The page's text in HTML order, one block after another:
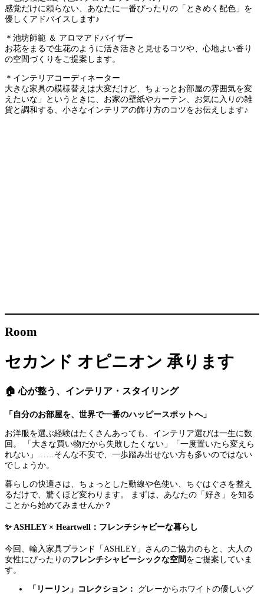
感覚だけに頼らない、あなたに一番ぴったりの「ときめく配色」を
優しくアドバイスします♪
＊池坊師範 ＆ アロマアドバイザー
お花をまるで生花のように活き活きと見せるコツや、心地よい香り
の空間づくりをご提案します。
＊インテリアコーディネーター
大きな家具の模様替えは大変だけど、ちょっとお部屋の雰囲気を変
えたいな」というときに、お家の壁紙やカーテン、お気に入りの雑
貨と調和する、小さなインテリアの飾り方のコツをお伝えします♪
Room
セカンド オピニオン 承ります
🏠 心が整う、インテリア・スタイリング
「自分のお部屋を、世界で一番のハッピースポットへ」
お洋服を選ぶ経験はたくさんあっても、インテリア選びは一生に数
回。 「大きな買い物だから失敗したくない」「一度置いたら変えら
れない」……そんな不安で、一歩踏み出せない方も多いのではない
でしょうか。
暮らしの快適さは、ちょっとした動線や色使い、ちぐはぐさを整え
るだけで、驚くほど変わります。 まずは、あなたの「好き」を知る
ことから始めてみませんか？
✨ ASHLEY × Heartwell：フレンチシャビーな暮らし
今回、輸入家具ブランド「ASHLEY」さんのご協力のもと、大人の
女性にぴったりのフレンチシャビーシックな空間 をご提案していま
す。
「リーリン」コレクション：
グレーからホワイトの優しいグ